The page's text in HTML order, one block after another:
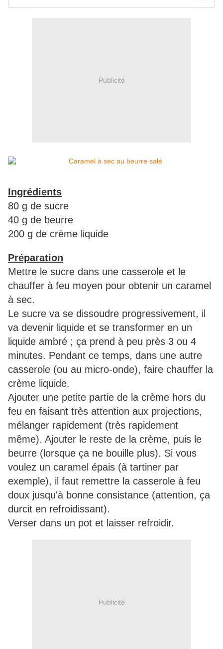
Publicité
Ingrédients
80 g de sucre
40 g de beurre
200 g de crème liquide
Préparation
Mettre le sucre dans une casserole et le
chauffer à feu moyen pour obtenir un caramel
à sec.
Le sucre va se dissoudre progressivement, il
va devenir liquide et se transformer en un
liquide ambré ; ça prend à peu près 3 ou 4
minutes. Pendant ce temps, dans une autre
casserole (ou au micro-onde), faire chauffer la
crème liquide.
Ajouter une petite partie de la crème hors du
feu en faisant très attention aux projections,
mélanger rapidement (très rapidement
même). Ajouter le reste de la crème, puis le
beurre (lorsque ça ne bouille plus). Si vous
voulez un caramel épais (à tartiner par
exemple), il faut remettre la casserole à feu
doux jusqu'à bonne consistance (attention, ça
durcit en refroidissant).
Verser dans un pot et laisser refroidir.
Publicité